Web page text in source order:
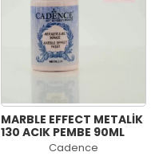
MARBLE EFFECT METALİK
130 AÇIK PEMBE 90ML
Cadence